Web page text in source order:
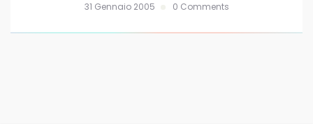
31 Gennaio 2005 0 Comments